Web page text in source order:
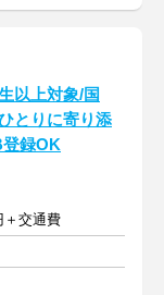
以上対象/国
とりに寄り添
録OK
＋交通費